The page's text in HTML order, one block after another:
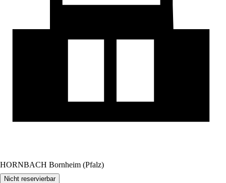
HORNBACH Bornheim (Pfalz)
Nicht reservierbar